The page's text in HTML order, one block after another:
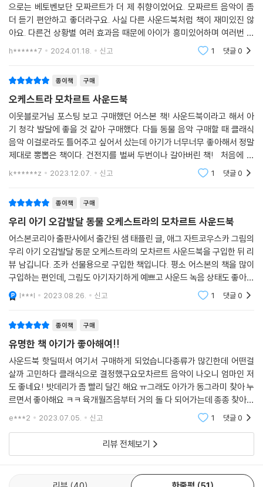
으로는 베토벤보단 모짜르트가 더 제 취향이었어요. 모짜르트 음악이 좀
더 듣기 편안하고 좋더라구요. 사실 다른 사운드북처럼 책이 재미있진 않
아요. 다른건 상황별 여러 효과음 때문에 아이가 흥미있어하며 여러번 눌
렀는데 이건 클래식 밖에 없어요. 클래식 좋아하는 분들이라면 한번쯤 사
h******7 2024.01.18. 신고 1 댓글0
종이책 구매
오케스트라 모차르트 사운드북
이웃블로거님 포스팅 보고 구매했던 어스본 책! 사운드북이라고 해서 아
기 청각 발달에 좋을 것 같아 구매했다. 다들 동물 음악 구매할 때 클래식
음악 이걸로라도 틀어주고 싶어서 샀는데 아기가 너무너무 좋아해서 정말
제대로 뽕뽑은 책이다. 건전지를 벌써 두번이나 갈아버린 책! 처음에 샀
을 때는 터치를 잘 못해서 직접 눌러줘야 했는데 8-9개월차쯤부터는 직접
k******z 2023.12.07. 신고 1 댓글0
종이책 구매
우리 아기 오감발달 동물 오케스트라의 모차르트 사운드북
어스본코리아 출판사에서 출간된 샘 태플린 글, 애그 자트코우스카 그림의
우리 아기 오감발달 동문 오케스트라의 모차르트 사운드북을 구입한 뒤 리
뷰 남깁니다. 조카 선물용으로 구입한 책입니다. 평소 어스본의 책을 많이
구입하는 편인데, 그림도 아기자기하게 예쁘고 사운드 녹음 상태도 좋아서
만족하고 있습니다. 아기도 호기심을 보이는 책이라서 시리즈로 모으고 있
어요.
l***l 2023.08.26. 신고 1 댓글0
종이책 구매
유명한 책 아기가 좋아해여!!
사운드북 핫딜떠서 여기서 구매하게 되었습니다종류가 많긴한데 어떤걸
살까 고민하다 클래식으로 결정했구요모차르트 음악이 나오니 엄마인 저
도 좋네요! 밧데리가 좀 빨리 달긴 해요 ㅠ그래도 아가가 동그라미 찾아 누
르면서 좋아해요 ㅋㅋ 육개월즈음부터 거의 돌 다 되어가는데 종종 찾아서
좋아합니다음악도 좋고 그림도 아기자기하니 예쁩니다다른 시리즈도 사
e***2 2023.07.05. 신고 1 댓글0
리뷰 전체보기